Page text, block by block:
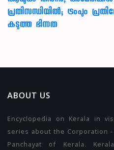
പ്രതിസന്ധിയിൽ; ട്രംപും
കടുത്ത ഭിന്നത
ABOUT US
Encyclopedia on Kerala in
series about the Corporation
Panchayat of Kerala.